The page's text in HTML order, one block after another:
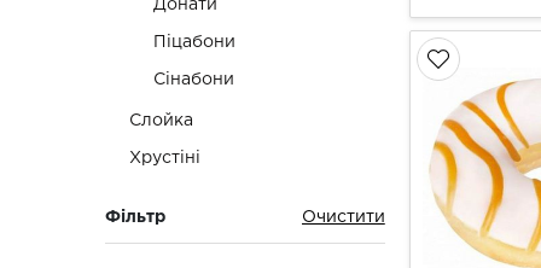
Донати
Піцабони
Сінабони
Слойка
Хрустіні
Фільтр